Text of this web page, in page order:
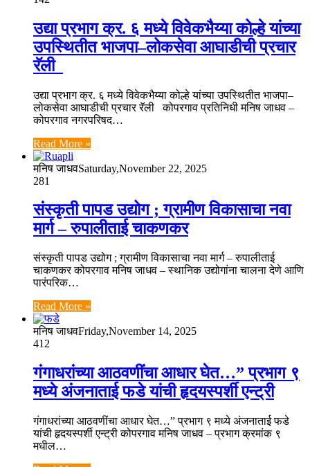
उद्या प्रभाग क्र. ६ मध्ये विवेकभैय्या कोल्हे यांच्या
उपस्थितीत भाजपा–लोकसेवा आघाडीची प्रचार
रॅली
उद्या प्रभाग क्र. ६ मध्ये विवेकभैय्या कोल्हे यांच्या उपस्थितीत भाजपा–
लोकसेवा आघाडीची प्रचार रॅली कोपरगाव प्रतिनिधी मनिष जाधव –
कोपरगाव नगरपरिषद…
Read More »
मनिष जाधवSaturday,November 22, 2025
281
संस्कृती पापड उद्योग ; ग्रामीण विकासाचा नवा
मार्ग – रुपालीताई चाकणकर
संस्कृती पापड उद्योग ; ग्रामीण विकासाचा नवा मार्ग – रुपालीताई
चाकणकर कोपरगाव मनिष जाधव – स्थानिक उद्योगांना चालना देणे आणि
पारंपरिक…
Read More »
मनिष जाधवFriday,November 14, 2025
412
गंगाधरांच्या आठवणींचा आधार घेत…” प्रभाग ९
मध्ये अंजनाताई फडे यांची हृदयस्पर्शी एन्ट्री
गंगाधरांच्या आठवणींचा आधार घेत…” प्रभाग ९ मध्ये अंजनाताई फडे
यांची हृदयस्पर्शी एन्ट्री कोपरगाव मनिष जाधव – प्रभाग क्रमांक ९
मधील…